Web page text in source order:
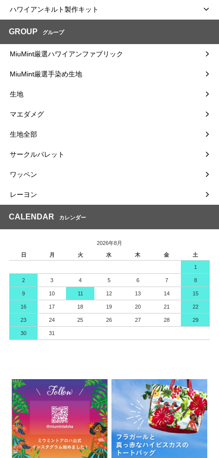
ハワイアンキルト製作キット
GROUP グループ
MiuMint厳選ハワイアンファブリック
MiuMint厳選手染め生地
生地
マエダメグ
生地全部
サークルパレット
ワッペン
レーヨン
CALENDAR カレンダー
2026年8月
日
月 火 水 木 金 土
1
2 3 4 5 6 7 8
9 10 11 12 13 14 15
16 17 18 19 20 21 22
23 24 25 26 27 28 29
30 31